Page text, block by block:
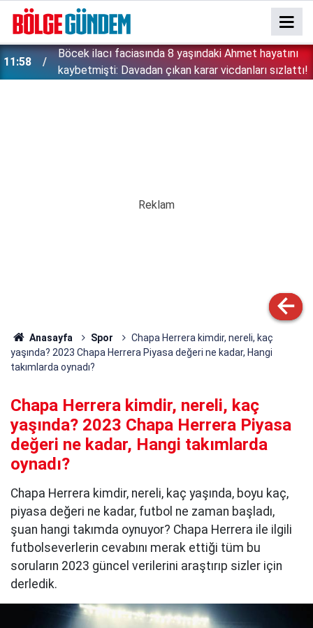
11:58
Böcek ilacı faciasında 8 yaşındaki Ahmet hayatını
kaybetmişti: Davadan çıkan karar vicdanları sızlattı!
Anasayfa Spor
Chapa Herrera kimdir, nereli, kaç
yaşında? 2023 Chapa Herrera Piyasa değeri ne kadar, Hangi
takımlarda oynadı?
Chapa Herrera kimdir, nereli, kaç
yaşında? 2023 Chapa Herrera Piyasa
değeri ne kadar, Hangi takımlarda
oynadı?
Chapa Herrera kimdir, nereli, kaç yaşında, boyu kaç,
piyasa değeri ne kadar, futbol ne zaman başladı,
şuan hangi takımda oynuyor? Chapa Herrera ile ilgili
futbolseverlerin cevabını merak ettiği tüm bu
soruların 2023 güncel verilerini araştırıp sizler için
derledik.